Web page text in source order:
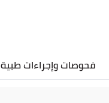
فحوصات وإجراءات طبية